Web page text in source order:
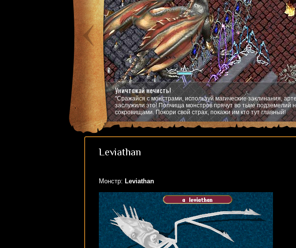
Уничтожай нечисть!
"Сражайся с монстрами, используй магические заклинания,
заслужили это! Полчища монстров прячут во тьме подземелий
сокровищами. Покори свой страх, покажи им кто тут главный!
Leviathan
Монстр: Leviathan